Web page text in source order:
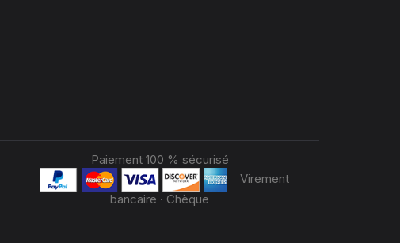
Paiement 100 % sécurisé
Virement
bancaire · Chèque